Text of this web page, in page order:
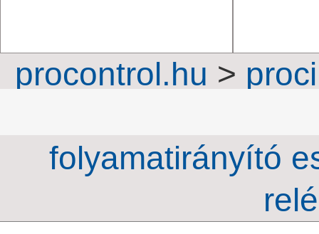
procontrol.hu >
folyamatirányító